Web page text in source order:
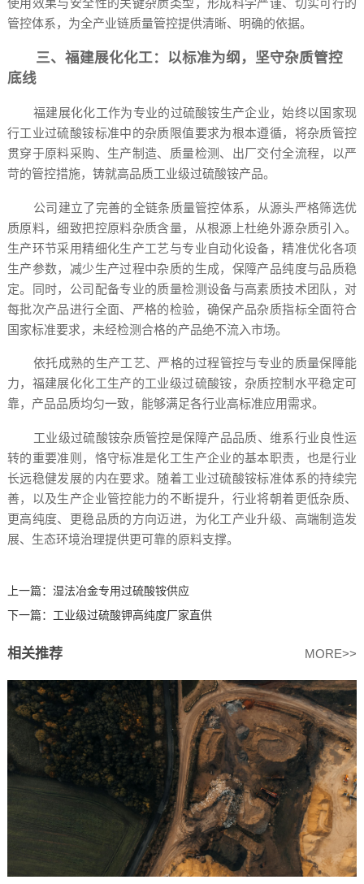
使用效果与安全性的关键杂质类型，形成科学严谨、切实可行的
管控体系，为全产业链质量管控提供清晰、明确的依据。
三、福建展化化工：以标准为纲，坚守杂质管控
底线
福建展化化工作为专业的过硫酸铵生产企业，始终以国家现
行工业过硫酸铵标准中的杂质限值要求为根本遵循，将杂质管控
贯穿于原料采购、生产制造、质量检测、出厂交付全流程，以严
苛的管控措施，铸就高品质工业级过硫酸铵产品。
公司建立了完善的全链条质量管控体系，从源头严格筛选优
质原料，细致把控原料杂质含量，从根源上杜绝外源杂质引入。
生产环节采用精细化生产工艺与专业自动化设备，精准优化各项
生产参数，减少生产过程中杂质的生成，保障产品纯度与品质稳
定。同时，公司配备专业的质量检测设备与高素质技术团队，对
每批次产品进行全面、严格的检验，确保产品杂质指标全面符合
国家标准要求，未经检测合格的产品绝不流入市场。
依托成熟的生产工艺、严格的过程管控与专业的质量保障能
力，福建展化化工生产的工业级过硫酸铵，杂质控制水平稳定可
靠，产品品质均匀一致，能够满足各行业高标准应用需求。
工业级过硫酸铵杂质管控是保障产品品质、维系行业良性运
转的重要准则，恪守标准是化工生产企业的基本职责，也是行业
长远稳健发展的内在要求。随着工业过硫酸铵标准体系的持续完
善，以及生产企业管控能力的不断提升，行业将朝着更低杂质、
更高纯度、更稳品质的方向迈进，为化工产业升级、高端制造发
展、生态环境治理提供更可靠的原料支撑。
上一篇： 湿法冶金专用过硫酸铵供应
下一篇： 工业级过硫酸钾高纯度厂家直供
相关推荐 MORE>>